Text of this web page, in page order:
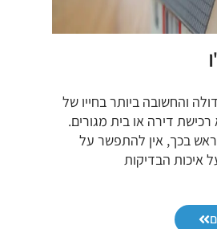
והחשובה ביותר בחייו של
דירה או בית מגורים.
ראש בכך, אין להתפשר על
איכות הבדיקות